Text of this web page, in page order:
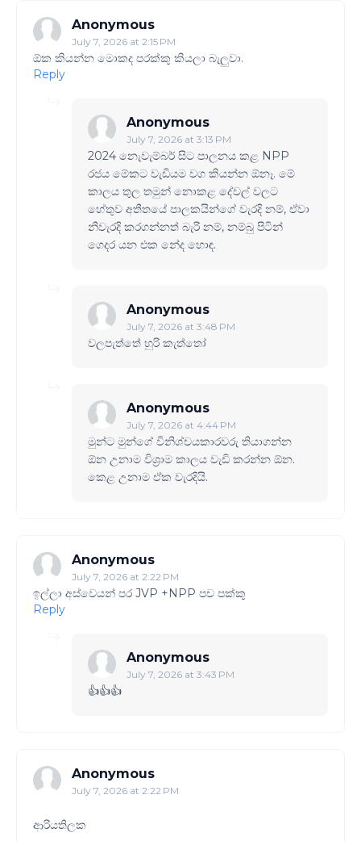
Anonymous
July 7, 2026 at 2:15 PM
ඕක කියන්න මොකද පරක්කු කියලා බැලුවා.
Reply
Anonymous
July 7, 2026 at 3:13 PM
2024 නෙැවැම්බර් සිට පාලනය කළ NPP
රජය මේකට වැඩියම වග කියන්න ඕනෑ. මේ
කාලය තුල තමුන් නොකළ දේවල් වලට
හේතුව අතීතයේ පාලකයින්ගේ වැරදි නම්, ඒවා
නිවැරදි කරගන්නත් බැරි නම්, නම්බු පිටින්
ගෙදර යන එක නේද හොඳ.
Anonymous
July 7, 2026 at 3:48 PM
වලපැත්තේ හුරි කැත්තෝ
Anonymous
July 7, 2026 at 4:44 PM
මුන්ට මුන්ගේ විනිශ්චයකාරවරු තියාගන්න
ඕන උනාම විශ්‍රාම කාලය වැඩි කරන්න ඕන.
කෙළ උනාම ඒක වැරදියි.
Anonymous
July 7, 2026 at 2:22 PM
ඉල්ලා අස්වෙයන් පර JVP +NPP පච පක්කු
Reply
Anonymous
July 7, 2026 at 3:43 PM
👍👍👍
Anonymous
July 7, 2026 at 2:22 PM
ආරියතිලක